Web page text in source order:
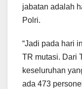
jabatan adalah
Polri.
“Jadi pada hari
TR mutasi. Dari
keseluruhan
ada 473